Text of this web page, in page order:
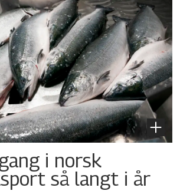
i norsk
så langt i år